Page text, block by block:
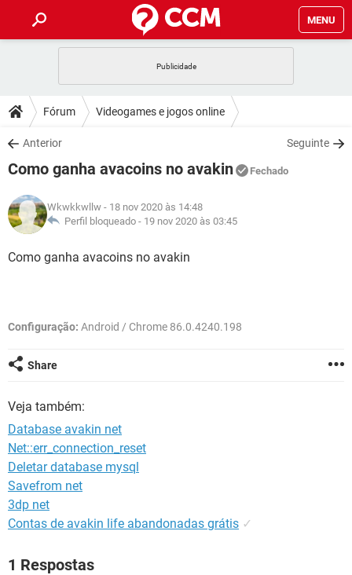
MENU
CELULAR FACEBOOK
OUTLOOK
INSTAGRAM GMAIL
GUIA DE COMPRAS
DICAS
JOGOS WHATSAPP
INSTAGRAM GMAIL
GUIA DE COMPRAS
DOWNLOADS
JOGOS WHATSAPP
CELULAR
OUTLOOK EXCEL
INSTAGRAM
JOGOS WHATSAPP
CELULAR
OUTLOOK EXCEL
GLOSSÁRIO
INSTAGRAM GMAIL
GUIA DE COMPRAS
Fórum Videogames e jogos online
Anterior Seguinte
Como ganha avacoins no avakin Fechado
Wkwkkwllw - 18 nov 2020 às 14:48
Perfil bloqueado - 19 nov 2020 às 03:45
Como ganha avacoins no avakin
Configuração: Android / Chrome 86.0.4240.198
Share
Veja também:
Database avakin net
Net::err_connection_reset
Deletar database mysql
Savefrom net
3dp net
Contas de avakin life abandonadas grátis ✓
1 Respostas